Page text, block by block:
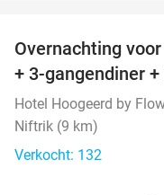
Overnachting
+ 3-gangendiner
Hotel Hoogeerd by
Niftrik (9 km)
Verkocht: 132